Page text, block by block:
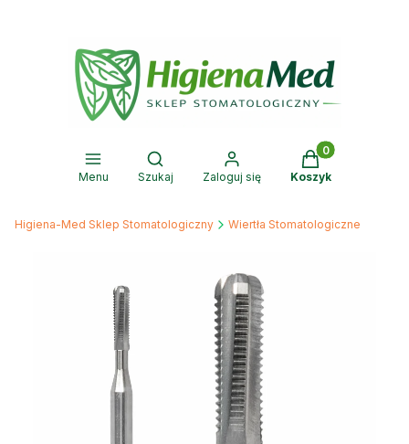
Menu
Otwórz wyszukiwarkę
Szukaj Zaloguj się
Produkty w
Koszyk
Higiena-Med Sklep Stomatologiczny Wiertła Stomatologiczne